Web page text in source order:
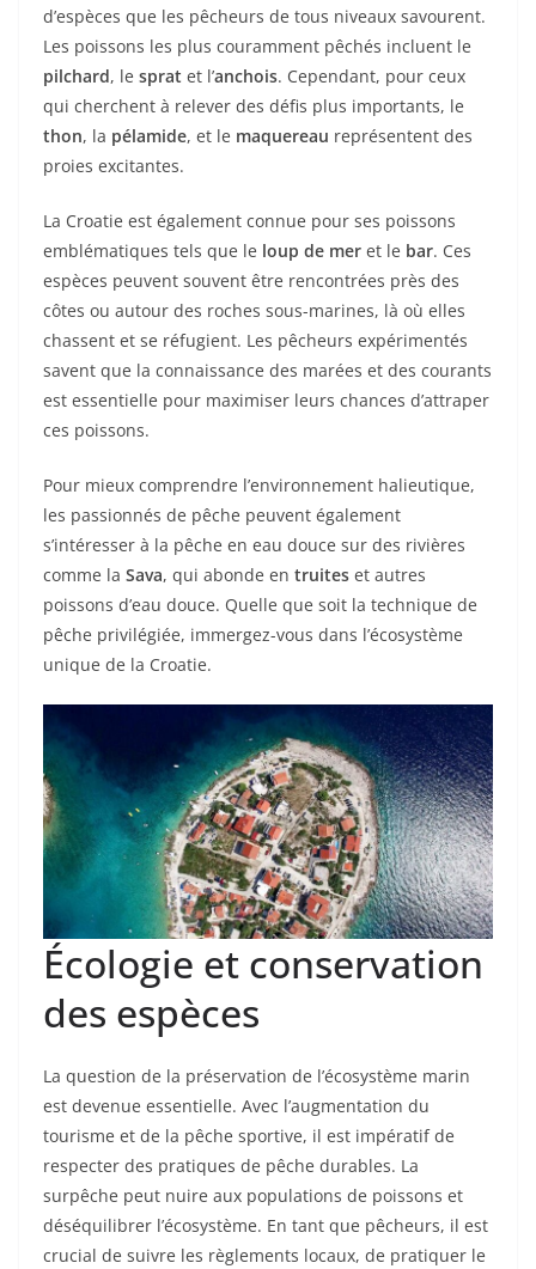
d’espèces que les pêcheurs de tous niveaux savourent.
Les poissons les plus couramment pêchés incluent le
pilchard, le sprat et l’anchois. Cependant, pour ceux
qui cherchent à relever des défis plus importants, le
thon, la pélamide, et le maquereau représentent des
proies excitantes.
La Croatie est également connue pour ses poissons
emblématiques tels que le loup de mer et le bar. Ces
espèces peuvent souvent être rencontrées près des
côtes ou autour des roches sous-marines, là où elles
chassent et se réfugient. Les pêcheurs expérimentés
savent que la connaissance des marées et des courants
est essentielle pour maximiser leurs chances d’attraper
ces poissons.
Pour mieux comprendre l’environnement halieutique,
les passionnés de pêche peuvent également
s’intéresser à la pêche en eau douce sur des rivières
comme la Sava, qui abonde en truites et autres
poissons d’eau douce. Quelle que soit la technique de
pêche privilégiée, immergez-vous dans l’écosystème
unique de la Croatie.
Écologie et conservation
des espèces
La question de la préservation de l’écosystème marin
est devenue essentielle. Avec l’augmentation du
tourisme et de la pêche sportive, il est impératif de
respecter des pratiques de pêche durables. La
surpêche peut nuire aux populations de poissons et
déséquilibrer l’écosystème. En tant que pêcheurs, il est
crucial de suivre les règlements locaux, de pratiquer le